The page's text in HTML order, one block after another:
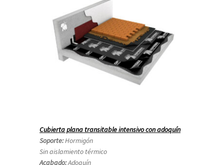
Cubierta plana transitable intensivo con adoquín
Soporte:Hormigón
Sin aislamiento térmico
Acabado:Adoquín